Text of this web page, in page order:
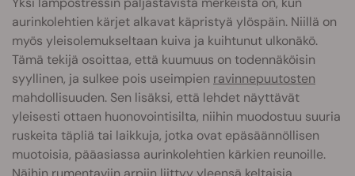
aurinkolehtien kärjet alkavat käpristyä ylöspäin. Niillä on
myös yleisolemukseltaan kuiva ja kuihtunut ulkonäkö.
Tämä tekijä osoittaa, että kuumuus on todennäköisin
syyllinen, ja sulkee pois useimpien ravinnepuutosten
mahdollisuuden. Sen lisäksi, että lehdet näyttävät
yleisesti ottaen huonovointisilta, niihin muodostuu suuria
ruskeita täpliä tai laikkuja, jotka ovat epäsäännöllisen
muotoisia, pääasiassa aurinkolehtien kärkien reunoille.